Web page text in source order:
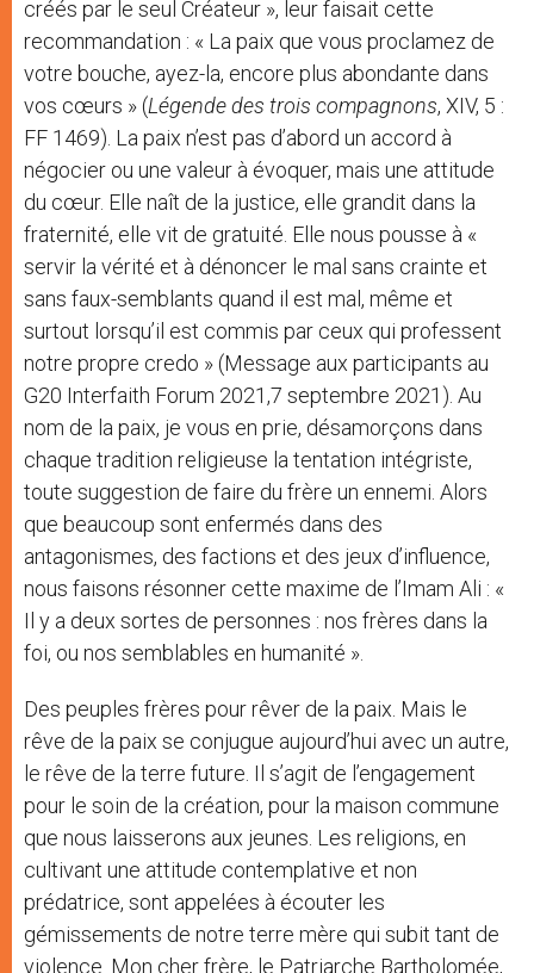
créés par le seul Créateur », leur faisait cette
recommandation : « La paix que vous proclamez de
votre bouche, ayez-la, encore plus abondante dans
vos cœurs » (Légende des trois compagnons, XIV, 5 :
FF 1469). La paix n’est pas d’abord un accord à
négocier ou une valeur à évoquer, mais une attitude
du cœur. Elle naît de la justice, elle grandit dans la
fraternité, elle vit de gratuité. Elle nous pousse à «
servir la vérité et à dénoncer le mal sans crainte et
sans faux-semblants quand il est mal, même et
surtout lorsqu’il est commis par ceux qui professent
notre propre credo » (Message aux participants au
G20 Interfaith Forum 2021,7 septembre 2021). Au
nom de la paix, je vous en prie, désamorçons dans
chaque tradition religieuse la tentation intégriste,
toute suggestion de faire du frère un ennemi. Alors
que beaucoup sont enfermés dans des
antagonismes, des factions et des jeux d’influence,
nous faisons résonner cette maxime de l’Imam Ali : «
Il y a deux sortes de personnes : nos frères dans la
foi, ou nos semblables en humanité ».
Des peuples frères pour rêver de la paix. Mais le
rêve de la paix se conjugue aujourd’hui avec un autre,
le rêve de la terre future. Il s’agit de l’engagement
pour le soin de la création, pour la maison commune
que nous laisserons aux jeunes. Les religions, en
cultivant une attitude contemplative et non
prédatrice, sont appelées à écouter les
gémissements de notre terre mère qui subit tant de
violence. Mon cher frère, le Patriarche Bartholomée,